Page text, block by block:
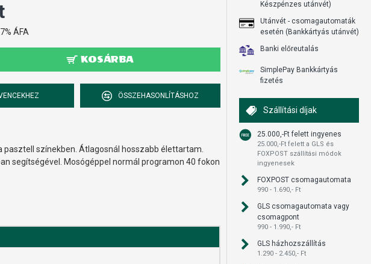
ÁFA
KOSÁRBA
ÖSSZEHASONLÍTÁSHOZ
színekben. Átlagosnál hosszabb élettartam.
segítségével. Mosógéppel normál programon 40 fokon
Készpénzes utánvét)
Utánvét - csomagautomaták
esetén (Bankkártyás utánvét)
Banki előreutalás
SimplePay Bankkártyás
fizetés
Szállítási díjak
25.000,-Ft felett ingyenes
25.000,-Ft felett a GLS és
FOXPOST szállítási módok
ingyenesek
FOXPOST csomagautomata
990 - 1.690,- Ft
GLS csomagautomata vagy
csomagpont
990 - 1.990,- Ft
GLS házhozszállítás
1.290 - 2.450,- Ft